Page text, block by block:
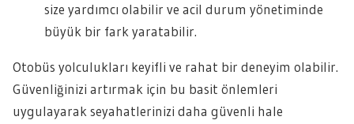
size yardımcı olabilir ve acil durum yönetiminde
büyük bir fark yaratabilir.
Otobüs yolculukları keyifli ve rahat bir deneyim olabilir.
Güvenliğinizi artırmak için bu basit önlemleri
uygulayarak seyahatlerinizi daha güvenli hale